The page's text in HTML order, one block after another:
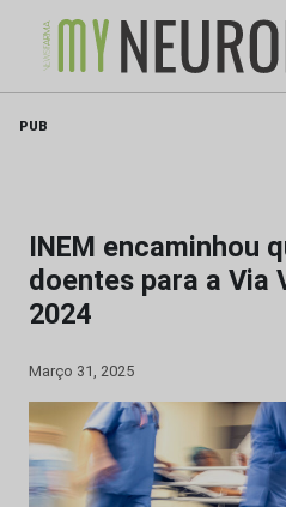
PUB
INEM encaminhou
doentes para a Via
2024
Março 31, 2025